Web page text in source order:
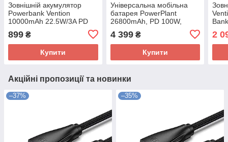
Зовнішній акумулятор
Powerbank Vention
10000mAh 22.5W/3A PD
QC 3.0 MicroUSB USB-C
2xUSB-A LED Display
White (FHKW0)
899 ₴
Купити
Універсальна мобільна
батарея PowerPlant
26800mAh, PD 100W,
4 399₴
Купити
2
Акційні пропозиції та новинки
–37% –35%